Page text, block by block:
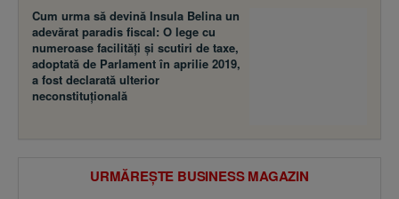
Cum urma să devină Insula Belina un
adevărat paradis fiscal: O lege cu
numeroase facilităţi şi scutiri de taxe,
adoptată de Parlament în aprilie 2019,
a fost declarată ulterior
neconstituţională
URMĂREȘTE BUSINESS MAGAZIN